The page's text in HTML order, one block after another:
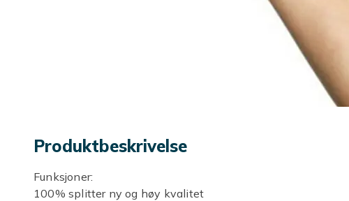
Produktbeskrivelse
Funksjoner:
100% splitter ny og høy kvalitet